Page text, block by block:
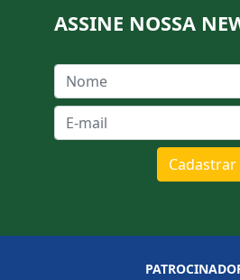
ASSINE NOSSA
Cadastrar